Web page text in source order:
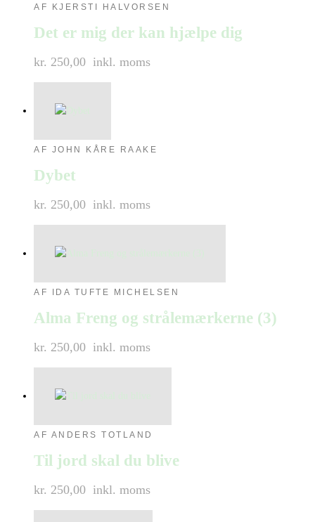
AF KJERSTI HALVORSEN
Det er mig der kan hjælpe dig
kr. 250,00 inkl. moms
AF JOHN KÅRE RAAKE
Dybet
kr. 250,00 inkl. moms
AF IDA TUFTE MICHELSEN
Alma Freng og strålemærkerne (3)
kr. 250,00 inkl. moms
AF ANDERS TOTLAND
Til jord skal du blive
kr. 250,00 inkl. moms